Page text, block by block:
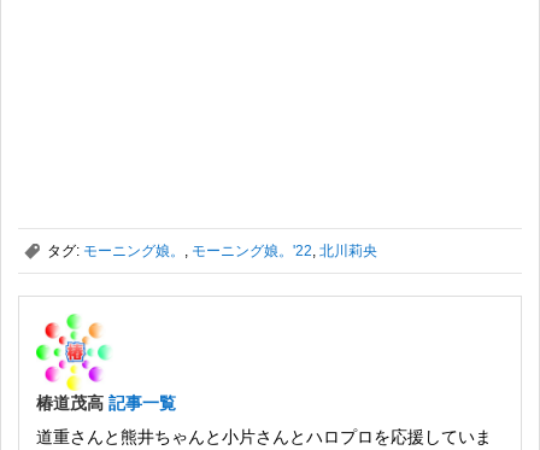
, タグ: モーニング娘。 , モーニング娘。'22, 北川莉央
椿道茂高 記事一覧
道重さんと熊井ちゃんと小片さんとハロプロを応援していま